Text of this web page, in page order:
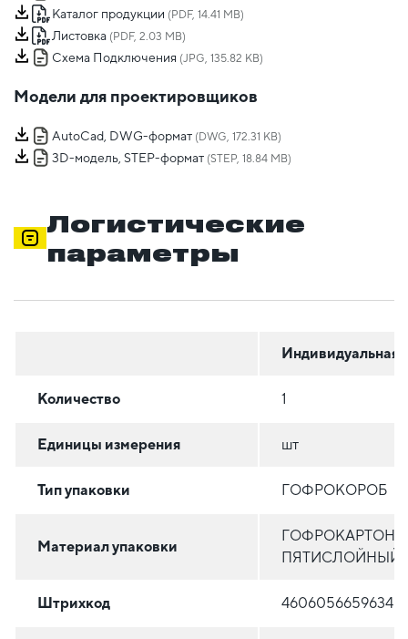
Каталог продукции (PDF, 14.41 MB)
Листовка (PDF, 2.03 MB)
Схема Подключения (JPG, 135.82 KB)
Модели для проектировщиков
AutoCad, DWG-формат (DWG, 172.31 KB)
3D-модель, STEP-формат (STEP, 18.84 MB)
Логистические
параметры
Индивидуальная
Количество 1
Единицы измерения шт
Тип упаковки ГОФРОКОРОБ
Материал упаковки
ГОФРОКАРТОН
ПЯТИСЛОЙНЫЙ
Штрихкод 4606056659634